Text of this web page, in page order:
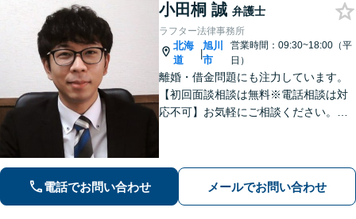
小田桐 誠 弁護士
ラフター法律事務所
北海
道
|
旭川
市
営業時間：09:30~18:00（平
日）
離婚・借金問題にも注力しています。
【初回面談相談は無料※電話相談は対
応不可】お気軽にご相談ください。解
電話でお問い合わせ メールでお問い合わせ